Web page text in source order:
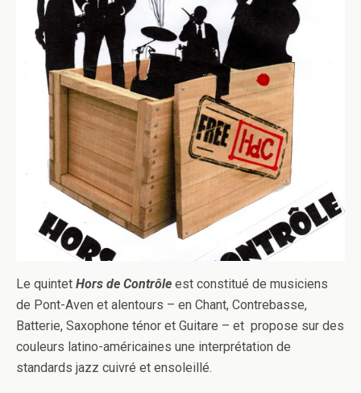
Le quintet Hors de Contrôle est constitué de musiciens
de Pont-Aven et alentours – en Chant, Contrebasse,
Batterie, Saxophone ténor et Guitare – et propose sur des
couleurs latino-américaines une interprétation de
standards jazz cuivré et ensoleillé.